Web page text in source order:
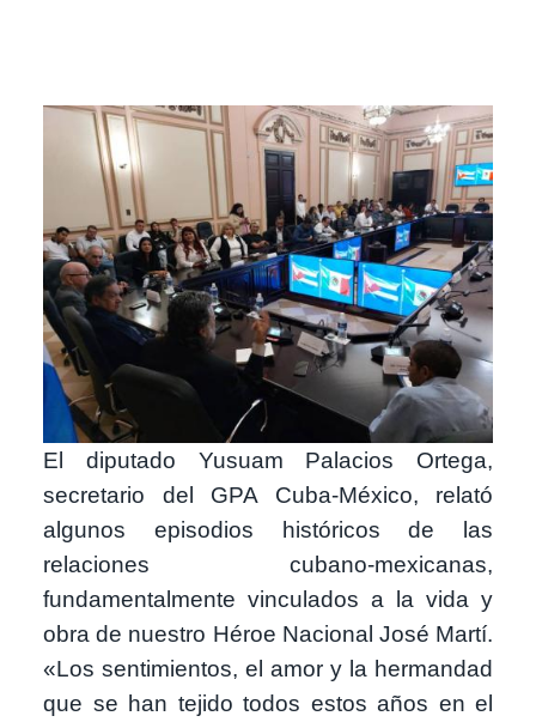
Image
El diputado Yusuam Palacios Ortega,
secretario del GPA Cuba-México, relató
algunos episodios históricos de las
relaciones cubano-mexicanas,
fundamentalmente vinculados a la vida y
obra de nuestro Héroe Nacional José Martí.
«Los sentimientos, el amor y la hermandad
que se han tejido todos estos años en el